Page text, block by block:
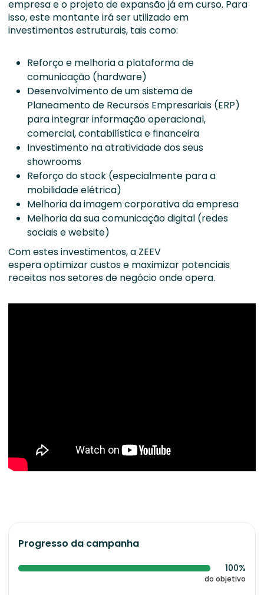
empresa e o projeto de expansão já em curso. Para
isso, este montante irá ser utilizado em
investimentos estruturais, tais como:
Reforço e melhoria a plataforma de
comunicação (hardware)
Desenvolvimento de um sistema de
Planeamento de Recursos Empresariais (ERP)
para integrar informação operacional,
comercial, contabilística e financeira
Investimento na atratividade dos seus
showrooms
Reforço do stock (especialmente para a
mobilidade elétrica)
Melhoria da imagem corporativa da empresa
Melhoria da sua comunicação digital (redes
sociais e website)
Com estes investimentos, a ZEEV
esperaoptimizarcustos e maximizar potenciais
receitas nos setores de negócio onde opera.
Progresso da campanha
100%
do objetivo